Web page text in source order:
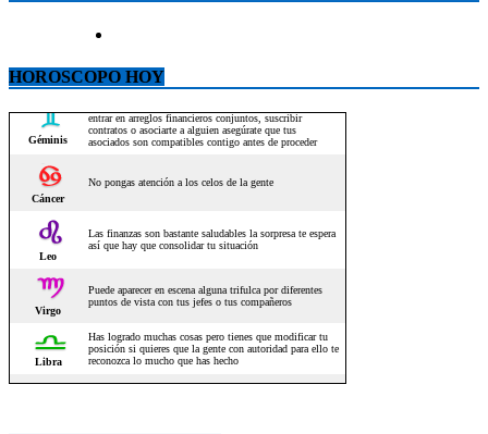
HOROSCOPO HOY